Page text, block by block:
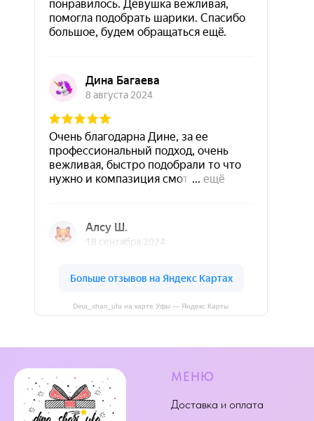
Dina_shari_ufa на карте Уфы — Яндекс Карты
МЕНЮ
Доставка и оплата